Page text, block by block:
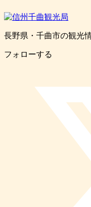
長野県・千曲市の観光
フォローする